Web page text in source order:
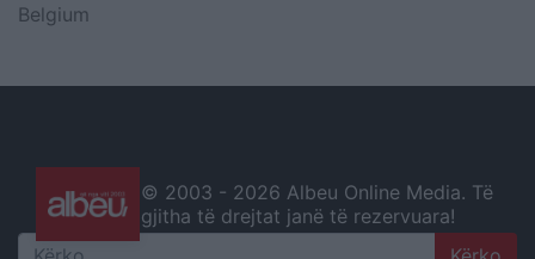
Belgium
© 2003 - 2026 Albeu Online Media. Të
gjitha të drejtat janë të rezervuara!